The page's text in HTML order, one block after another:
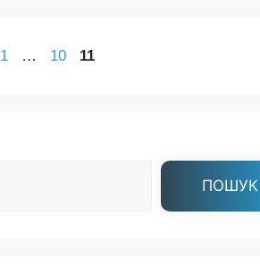
Сторінка
1 … Сторінка
10 Сторінка
11
ПОШУК